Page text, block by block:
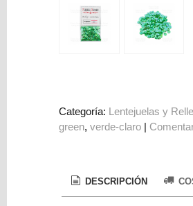
Categoría: Lentejuelas y
green verde-claro |
DESCRIPCIÓN